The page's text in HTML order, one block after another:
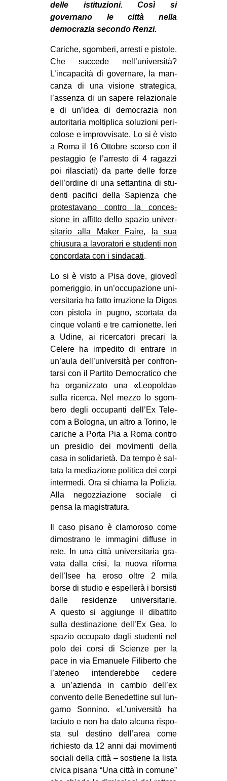
AFRICA
AMERICHE
EUROPA
MEDIO ORIENTE
EVENTI
in
Fb
tw
bsky
ms
SEARCH
delle istituzioni. Così si
governano le città nella
democrazia secondo Renzi.
Cari­che, sgom­beri, arre­sti e pistole.
Che suc­cede nell’università?
L’incapacità di gover­nare, la man­
canza di una visione stra­te­gica,
l’assenza di un sapere rela­zio­nale
e di un’idea di demo­cra­zia non
auto­ri­ta­ria mol­ti­plica solu­zioni peri­
co­lose e improv­vi­sate. Lo si è visto
a Roma il 16 Otto­bre scorso con il
pestag­gio (e l’arresto di 4 ragazzi
poi rila­sciati) da parte delle forze
dell’ordine di una set­tan­tina di stu­
denti paci­fici della Sapienza che
pro­te­sta­vano con­tro la con­ces­
sione in affitto dello spa­zio uni­ver­
si­ta­rio alla Maker Faire,
la sua
chiu­sura a lavo­ra­tori e stu­denti non
con­cor­data con i sin­da­cati.
Lo si è visto a Pisa dove, gio­vedì
pome­rig­gio, in un’occupazione uni­
ver­si­ta­ria ha fatto irru­zione la Digos
con pistola in pugno, scor­tata da
cin­que volanti e tre camio­nette. Ieri
a Udine, ai ricer­ca­tori pre­cari la
Celere ha impe­dito di entrare in
un’aula dell’università per con­fron­
tarsi con il Par­tito Demo­cra­tico che
ha orga­niz­zato una «Leo­polda»
sulla ricerca. Nel mezzo lo sgom­
bero degli occu­panti dell’Ex Tele­
com a Bolo­gna, un altro a Torino, le
cari­che a Porta Pia a Roma con­tro
un pre­si­dio dei movi­menti della
casa in soli­da­rietà. Da tempo è sal­
tata la media­zione poli­tica dei corpi
inter­medi. Ora si chiama la Poli­zia.
Alla negoz­zia­zione sociale ci
pensa la magistratura.
Il caso pisano è cla­mo­roso come
dimo­strano le imma­gini dif­fuse in
rete. In una città uni­ver­si­ta­ria gra­
vata dalla crisi, la nuova riforma
dell’Isee ha eroso oltre 2 mila
borse di stu­dio e espel­lerà i bor­si­sti
dalle resi­denze uni­ver­si­ta­rie.
A que­sto si aggiunge il dibat­tito
sulla desti­na­zione dell’Ex Gea, lo
spa­zio occu­pato dagli stu­denti nel
polo dei corsi di Scienze per la
pace in via Ema­nuele Fili­berto che
l’ateneo inten­de­rebbe cedere
a un’azienda in cam­bio dell’ex
con­vento delle Bene­det­tine sul lun­
garno Son­nino. «L’università ha
taciuto e non ha dato alcuna rispo­
sta sul destino dell’area come
richie­sto da 12 anni dai movi­menti
sociali della città – sostiene la lista
civica pisana “Una città in comune”